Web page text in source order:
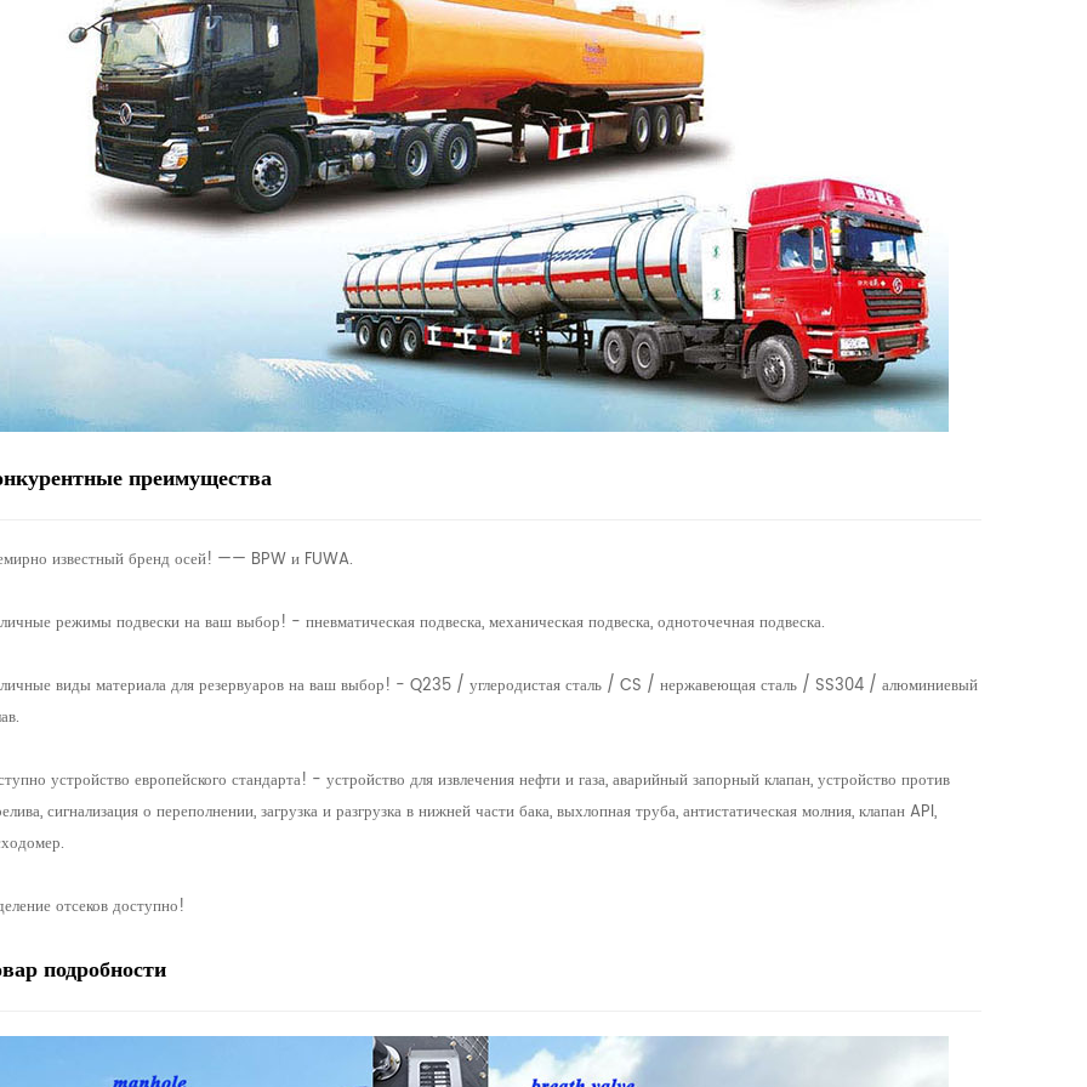
преимущества
известный бренд осей! —— BPW и FUWA.
режимы подвески на ваш выбор! - пневматическая подвеска, механическая подвеска, одноточечная подвеска.
виды материала для резервуаров на ваш выбор! - Q235 / углеродистая сталь / CS / нержавеющая сталь / SS304 / алюминиевый
устройство европейского стандарта! - устройство для извлечения нефти и газа, аварийный запорный клапан, устройство против
сигнализация о переполнении, загрузка и разгрузка в нижней части бака, выхлопная труба, антистатическая молния, клапан API,
отсеков доступно!
подробности